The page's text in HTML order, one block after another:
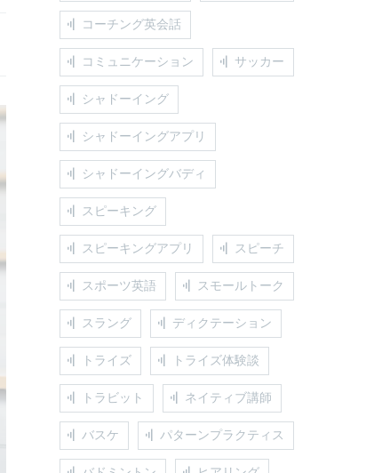
コーチング英会話
コミュニケーション サッカー
シャドーイング
シャドーイングアプリ
シャドーイングバディ
スピーキング
スピーキングアプリ スピーチ
スポーツ英語 スモールトーク
スラング ディクテーション
トライズ トライズ体験談
トラビット ネイティブ講師
バスケ パターンプラクティス